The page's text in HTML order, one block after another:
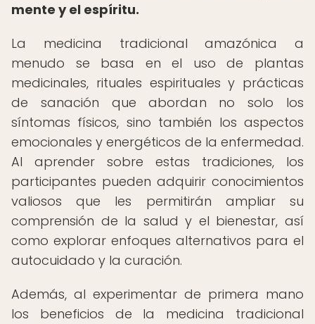
mente y el espíritu.
La medicina tradicional amazónica a
menudo se basa en el uso de plantas
medicinales, rituales espirituales y prácticas
de sanación que abordan no solo los
síntomas físicos, sino también los aspectos
emocionales y energéticos de la enfermedad.
Al aprender sobre estas tradiciones, los
participantes pueden adquirir conocimientos
valiosos que les permitirán ampliar su
comprensión de la salud y el bienestar, así
como explorar enfoques alternativos para el
autocuidado y la curación.
Además, al experimentar de primera mano
los beneficios de la medicina tradicional